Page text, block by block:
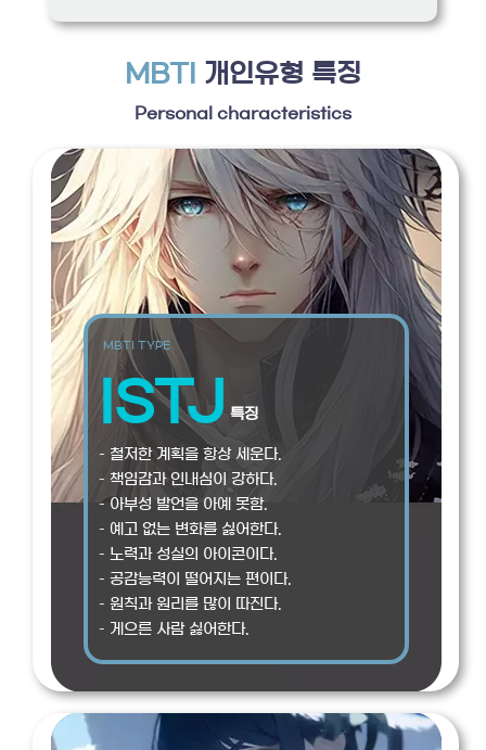
MBTI 개인유형 특징
Personal characteristics
MBTI TYPE
ISTJ 특징
– 철저한 계획을 항상 세운다.
– 책임감과 인내심이 강하다.
– 아부성 발언을 아예 못함.
– 예고 없는 변화를 싫어한다.
– 노력과 성실의 아이콘이다.
– 공감능력이 떨어지는 편이다.
– 원칙과 원리를 많이 따진다.
– 게으른 사람 싫어한다.